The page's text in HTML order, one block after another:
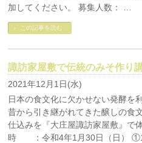
加してください。 募集人数： …
この記事を読む
諏訪家屋敷で伝統のみそ作り
2021年12月1日(水)
日本の食文化に欠かせない発酵を
昔から引き継がれてきた醸しの食
仕込みを『大庄屋諏訪家屋敷』で
時 ：令和4年1月30日（日）